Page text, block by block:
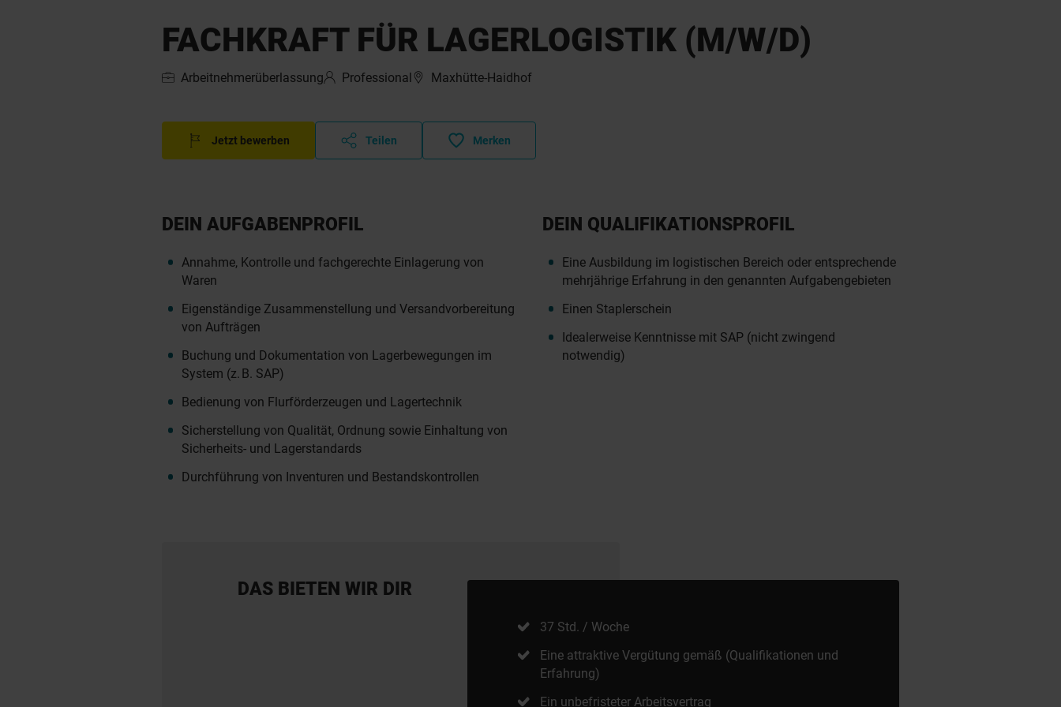
FACHKRAFT FÜR LAGERLOGISTIK (M/W/D)
Arbeitnehmerüberlassung Professional Maxhütte-Haidhof
Jetzt bewerben Teilen Merken
DEIN AUFGABENPROFIL
Annahme, Kontrolle und fachgerechte Einlagerung von
Waren
Eigenständige Zusammenstellung und Versandvorbereitung
von Aufträgen
Buchung und Dokumentation von Lagerbewegungen im
System (z. B. SAP)
Bedienung von Flurförderzeugen und Lagertechnik
Sicherstellung von Qualität, Ordnung sowie Einhaltung von
Sicherheits- und Lagerstandards
Durchführung von Inventuren und Bestandskontrollen
DEIN QUALIFIKATIONSPROFIL
Eine Ausbildung im logistischen Bereich oder entsprechende
mehrjährige Erfahrung in den genannten Aufgabengebieten
Einen Staplerschein
Idealerweise Kenntnisse mit SAP (nicht zwingend
notwendig)
DAS BIETEN WIR DIR
37 Std. / Woche
Eine attraktive Vergütung gemäß (Qualifikationen und
Erfahrung)
Ein unbefristeter Arbeitsvertrag